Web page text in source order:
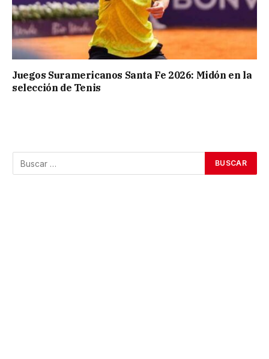
Juegos Suramericanos Santa Fe 2026: Midón en la
selección de Tenis